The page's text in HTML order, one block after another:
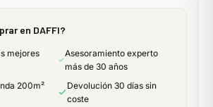
en DAFFI?
mejores
Asesoramiento experto
más de 30 años
200m²
Devolución 30 días sin
coste